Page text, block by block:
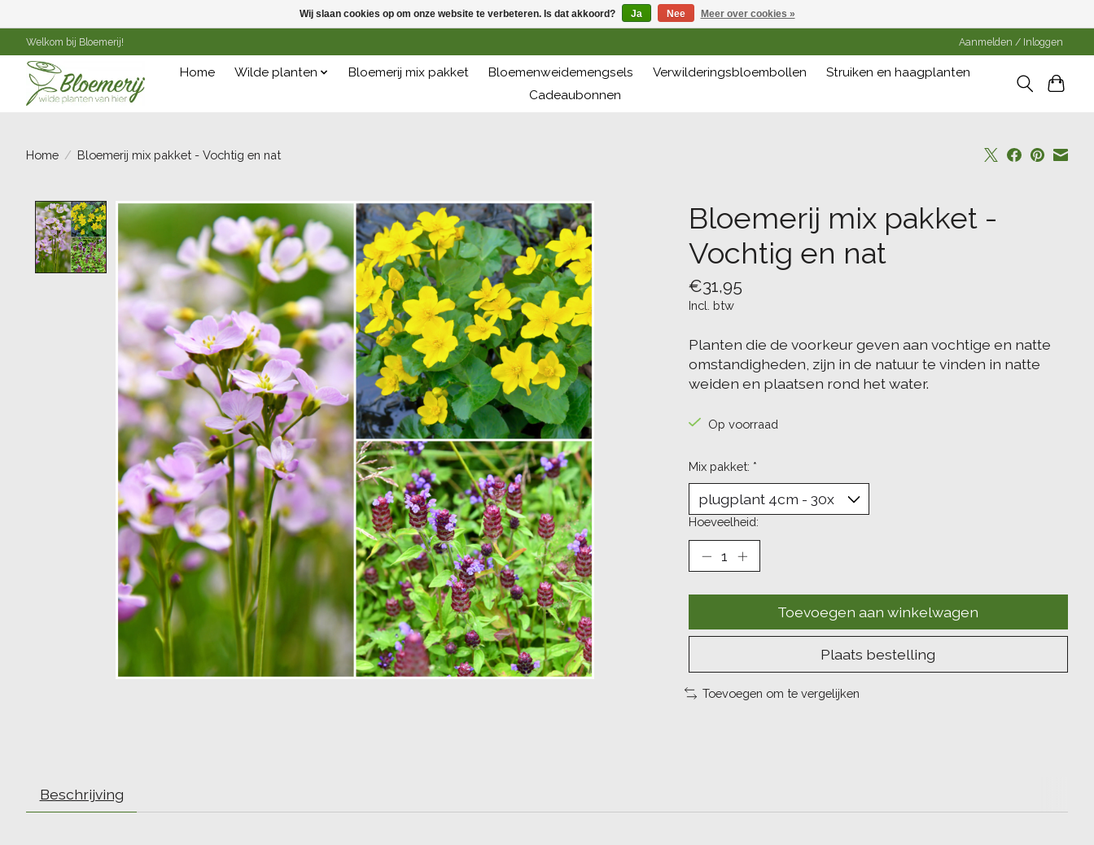
Welkom bij Bloemerij! Aanmelden / Inloggen
Home Wilde planten Bloemerij mix pakket Bloemenweidemengsels Verwilderingsbloembollen
Struiken en haagplanten
Cadeaubonnen
Home / Bloemerij mix pakket - Vochtig en nat
Product image slideshow Items
Bloemerij mix pakket -
Vochtig en nat
€31,95
Incl. btw
Planten die de voorkeur geven aan vochtige en natte
omstandigheden, zijn in de natuur te vinden in natte
weiden en plaatsen rond het water.
Op voorraad
Mix pakket: *
Hoeveelheid:
Toevoegen aan winkelwagen
Plaats bestelling
Toevoegen om te vergelijken
Beschrijving
Wij slaan cookies op om onze website te verbeteren. Is dat akkoord? Ja Nee Meer over cookies »